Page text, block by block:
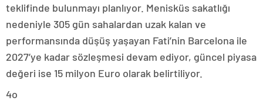
teklifinde bulunmayı planlıyor. Menisküs sakatlığı
nedeniyle 305 gün sahalardan uzak kalan ve
performansında düşüş yaşayan Fati’nin Barcelona ile
2027’ye kadar sözleşmesi devam ediyor, güncel piyasa
değeri ise 15 milyon Euro olarak belirtiliyor.
4o